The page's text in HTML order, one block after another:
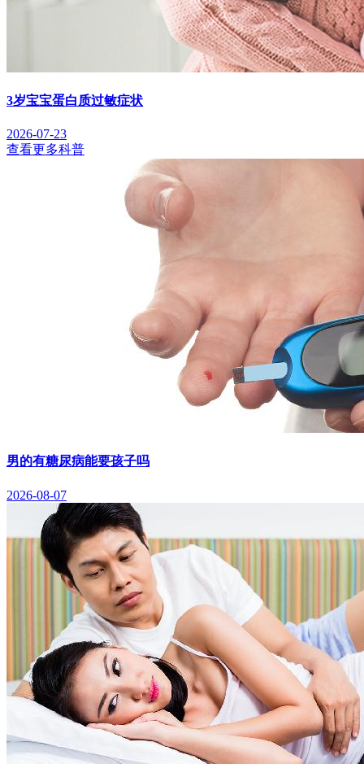
3岁宝宝蛋白质过敏症状
2026-07-23
查看更多科普
男的有糖尿病能要孩子吗
2026-08-07